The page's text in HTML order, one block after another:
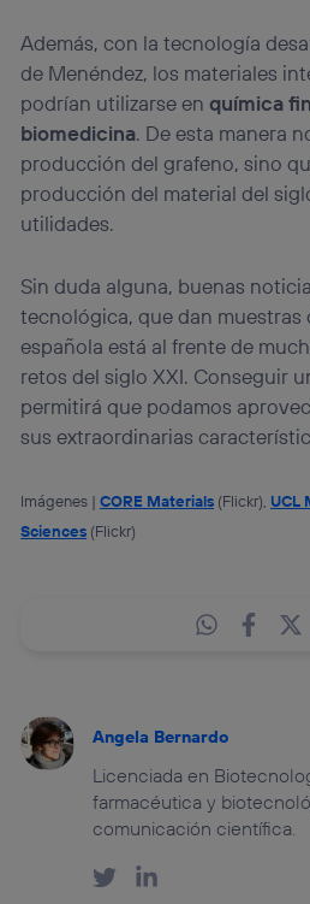
Además, con la tecnología
de Menéndez, los materiales
podrían utilizarse enquímica
biomedicina. De esta manera
producción del grafeno, sino
producción del material del
utilidades.
Sin duda alguna, buenas
tecnológica, que dan muestras
española está al frente de
retos del siglo XXI. Conseguir
permitirá que podamos
sus extraordinarias
Imágenes |CORE Materials (Flickr), UCL
Sciences (Flickr)
Angela Bernardo
Licenciada en
farmacéutica y
comunicación científica.